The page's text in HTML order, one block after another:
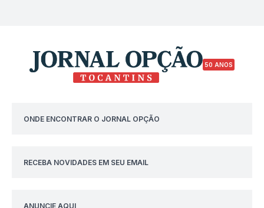
50 ANOS
ONDE ENCONTRAR O JORNAL OPÇÃO
RECEBA NOVIDADES EM SEU EMAIL
ANUNCIE AQUI